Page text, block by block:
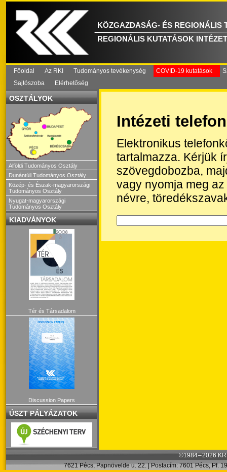
KÖZGAZDASÁG- ÉS REGIONÁLIS
REGIONÁLIS KUTATÁSOK
Főoldal Az RKI Tudományos tevékenység COVID-19 kutatások
Sajtószoba
Elérhetőség
OSZTÁLYOK
Alföldi Tudományos Osztály
Dunántúli Tudományos Osztály
Közép- és Észak-magyarországi
Tudományos Osztály
Nyugat-magyarországi
Tudományos Osztály
KIADVÁNYOK
Tér és Társadalom
Discussion Papers
ÚSZT PÁLYÁZATOK
Intézeti
Elektronikus
tartalmazza. Kérjük
szövegdobozba,
vagy nyomja meg
névre,
©1984 – 2026
7621 Pécs, Papnövelde u. 22. | Postacím: 7601 Pécs, Pf.